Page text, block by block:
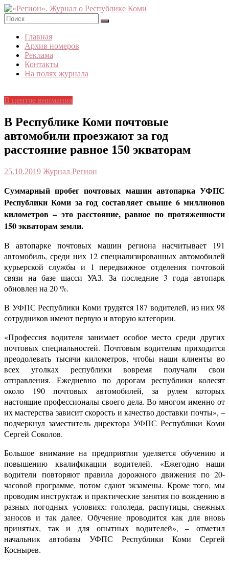
Skip
to
content
«Регион».
Журнал
Республике
Коми
Главная
Архив номеров
Реклама
Контакты
На полях журнала
В центре внимания
В Республике Коми почтовые
автомобили проезжают за год
расстояние равное 150 экваторам
25.10.2019 Журнал Регион
Суммарный пробег почтовых машин автопарка УФПС
Республики Коми за год составляет свыше 6 миллионов
километров – это расстояние, равное по протяженности
150 экваторам земли.
В автопарке почтовых машин региона насчитывает 191
автомобиль, среди них 12 специализированных автомобилей
курьерской службы и 1 передвижное отделения почтовой
связи на базе шасси УАЗ. За последние 3 года автопарк
обновлен на 20 %.
В УФПС Республики Коми трудятся 187 водителей, из них 98
сотрудников имеют первую и вторую категории.
«Профессия водителя занимает особое место среди других
почтовых специальностей. Почтовым водителям приходится
преодолевать тысячи километров, чтобы наши клиенты во
всех уголках республики вовремя получали свои
отправления. Ежедневно по дорогам республики колесят
около 190 почтовых автомобилей, за рулем которых
настоящие профессионалы своего дела. Во многом именно от
их мастерства зависит скорость и качество доставки почты», –
подчеркнул заместитель директора УФПС Республики Коми
Сергей Соколов.
Большое внимание на предприятии уделяется обучению и
повышению квалификации водителей. «Ежегодно наши
водители повторяют правила дорожного движения по 20-
часовой программе, потом сдают экзамены. Кроме того, мы
проводим инструктаж и практические занятия по вождению в
разных погодных условиях: гололеда, распутицы, снежных
заносов и так далее. Обучение проводится как для вновь
принятых, так и для опытных водителей», – отметил
начальник автобазы УФПС Республики Коми Сергей
Коснырев.